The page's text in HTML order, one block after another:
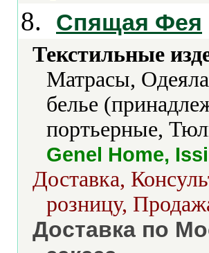
8. Спящая Фея
Текстильные
Матрасы,
белье
портьерные,
Genel Home,
Доставка,
розницу,
Доставка по